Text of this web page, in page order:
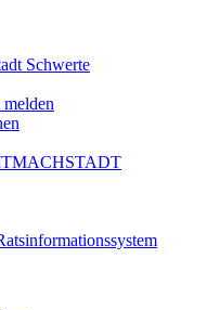
Schwerte
melden